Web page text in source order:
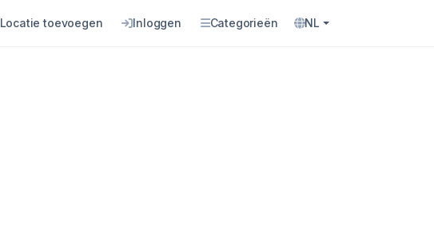
Locatie toevoegen Inloggen Categorieën NL